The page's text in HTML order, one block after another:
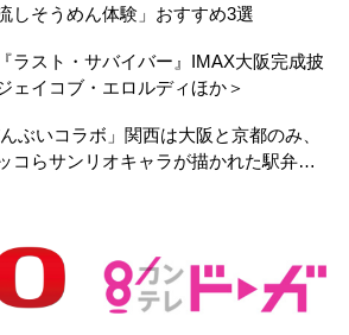
しそうめん体験」おすすめ3選
ラスト・サバイバー』IMAX大阪完成披
ェイコブ・エロルディほか＞
ぶいコラボ」関西は大阪と京都のみ、
コらサンリオキャラが描かれた駅弁や